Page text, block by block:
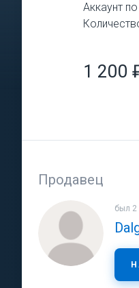
Аккаунт
1 200
Продавец
был 2